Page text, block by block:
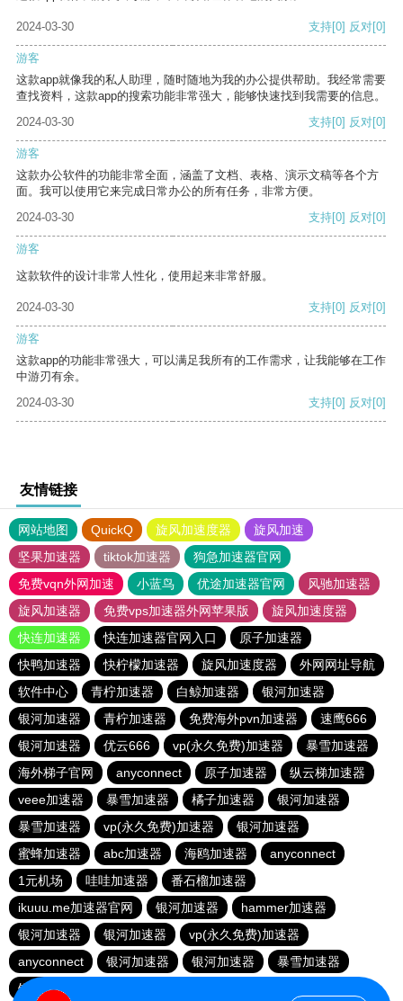
2024-03-30 支持[0] 反对[0]
游客
这款app就像我的私人助理，随时随地为我的办公提供帮助。我经常需要
查找资料，这款app的搜索功能非常强大，能够快速找到我需要的信息。
2024-03-30
支持[0] 反对[0]
游客
这款办公软件的功能非常全面，涵盖了文档、表格、演示文稿等各个方
面。我可以使用它来完成日常办公的所有任务，非常方便。
2024-03-30
支持[0] 反对[0]
游客
这款软件的设计非常人性化，使用起来非常舒服。
2024-03-30 支持[0] 反对[0]
游客
这款app的功能非常强大，可以满足我所有的工作需求，让我能够在工作
中游刃有余。
2024-03-30
支持[0] 反对[0]
友情链接
网站地图 QuickQ 旋风加速度器
旋风加速
坚果加速器
tiktok加速器
狗急加速器官网
免费vqn外网加速
小蓝鸟 优途加速器官网
风驰加速器
旋风加速器
免费vps加速器外网苹果版
旋风加速度器
快连加速器
快连加速器官网入口
原子加速器
快鸭加速器
快柠檬加速器 旋风加速度器
外网网址导航
软件中心
青柠加速器 白鲸加速器
银河加速器
银河加速器
青柠加速器 免费海外pvn加速器
速鹰666
银河加速器
优云666 vp(永久免费)加速器
暴雪加速器
海外梯子官网
anyconnect 原子加速器
纵云梯加速器
veee加速器
暴雪加速器 橘子加速器
银河加速器
暴雪加速器
vp(永久免费)加速器
银河加速器
蜜蜂加速器
abc加速器 海鸥加速器
anyconnect
1元机场
哇哇加速器
番石榴加速器
ikuuu.me加速器官网
银河加速器
hammer加速器
银河加速器
银河加速器
vp(永久免费)加速器
anyconnect
银河加速器 银河加速器
暴雪加速器
银河加速器